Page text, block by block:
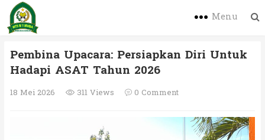
Menu
Pembina Upacara: Persiapkan Diri Untuk
Hadapi ASAT Tahun 2026
18 Mei 2026 311 Views 0 Comment